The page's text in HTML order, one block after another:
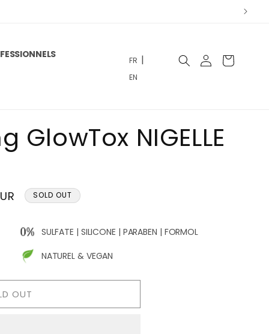
FR |
EN
Connexion
Panier
GlowTox NIGELLE
SOLD OUT
SULFATE | SILICONE | PARABEN | FORMOL
NATUREL & VEGAN
OUT